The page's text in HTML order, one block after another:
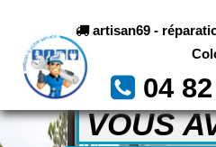
artisan69 -
04
VOUS